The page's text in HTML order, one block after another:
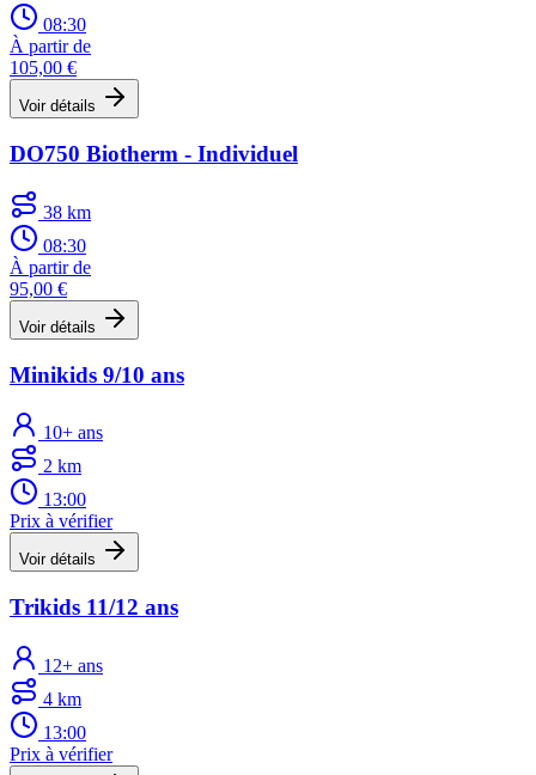
08:30
À partir de
105,00 €
Voir détails
DO750 Biotherm - Individuel
38 km
08:30
À partir de
95,00 €
Voir détails
Minikids 9/10 ans
10+ ans
2 km
13:00
Prix à vérifier
Voir détails
Trikids 11/12 ans
12+ ans
4 km
13:00
Prix à vérifier